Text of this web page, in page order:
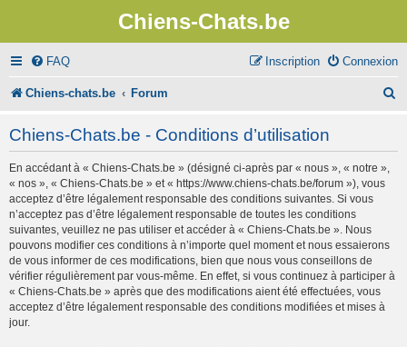
Chiens-Chats.be
FAQ Connexion
Inscription
Chiens-chats.be Forum
Chiens-Chats.be - Conditions d’utilisation
En accédant à « Chiens-Chats.be » (désigné ci-après par « nous », « notre »,
« nos », « Chiens-Chats.be » et « https://www.chiens-chats.be/forum »), vous
acceptez d’être légalement responsable des conditions suivantes. Si vous
n’acceptez pas d’être légalement responsable de toutes les conditions
suivantes, veuillez ne pas utiliser et accéder à « Chiens-Chats.be ». Nous
pouvons modifier ces conditions à n’importe quel moment et nous essaierons
de vous informer de ces modifications, bien que nous vous conseillons de
vérifier régulièrement par vous-même. En effet, si vous continuez à participer à
« Chiens-Chats.be » après que des modifications aient été effectuées, vous
acceptez d’être légalement responsable des conditions modifiées et mises à
jour.